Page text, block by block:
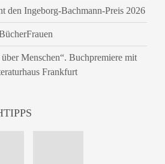
den Ingeborg-Bachmann-Preis 2026
Menschen“. Buchpremiere mit
Frankfurt